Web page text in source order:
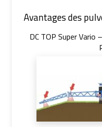
Avantages des
DC TOP Super Vario